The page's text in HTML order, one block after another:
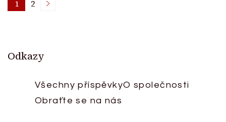
Posts
Page
1 Page
2
Odkazy
Všechny příspěvkyO společnosti
Obraťte se na nás